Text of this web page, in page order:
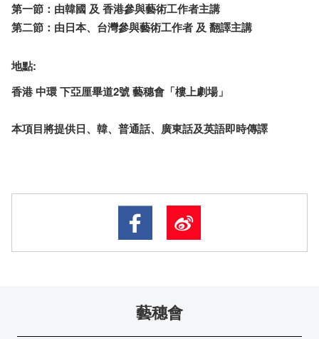
第一節：由韓國 及 香港參與藝術工作者主講
第二節：由日本、台灣參與藝術工作者 及 翻譯主講
地點:
香港 中環 下亞厘畢道2號 藝穗會「樓上劇場」
本項目將提供日、韓、普通話、廣東話及英語即時傳譯
藝穗會